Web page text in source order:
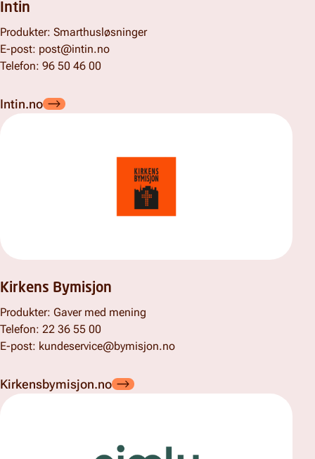
Intin
Produkter: Smarthusløsninger
E-post: post@intin.no
Telefon: 96 50 46 00
Intin.no
Kirkens Bymisjon
Produkter: Gaver med mening
Telefon: 22 36 55 00
E-post: kundeservice@bymisjon.no
Kirkensbymisjon.no